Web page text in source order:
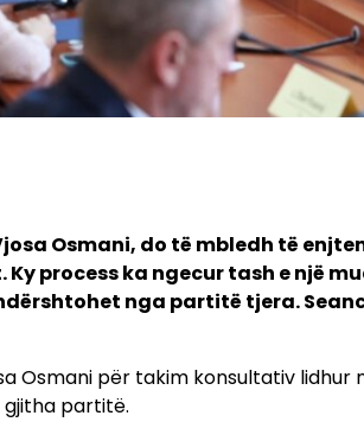
Osmani, do të mbledh të
process ka ngecur tash e një
nga partitë tjera.
Osmani për takim konsultativ
gjitha partitë.